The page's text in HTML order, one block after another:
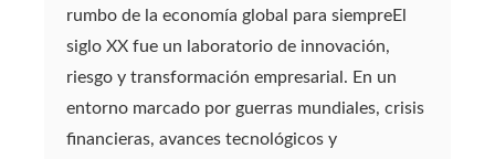
rumbo de la economía global para siempreEl
siglo XX fue un laboratorio de innovación,
riesgo y transformación empresarial. En un
entorno marcado por guerras mundiales, crisis
financieras, avances tecnológicos y